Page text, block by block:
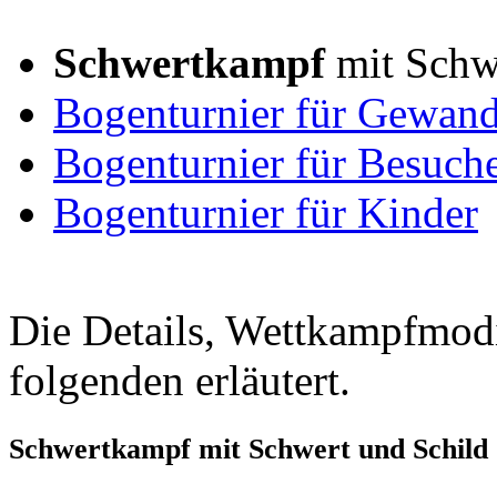
Schwertkampfmit
Bogenturnier für
Bogenturnier für
Bogenturnier für Kinder
Die Details,
folgenden erläutert.
Schwertkampf mit Schwert und Schild